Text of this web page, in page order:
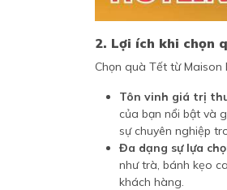
2. Lợi ích khi chọn
Chọn quà Tết từ Maison
Tôn vinh giá trị
của bạn nổi bật và
sự chuyên nghiệp
Đa dạng sự lựa
như trà, bánh kẹo
khách hàng.